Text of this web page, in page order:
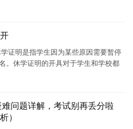
证明是指学生因为某些原因需要暂停
。休学证明的开具对于学生和学校都
问题详解，考试别再丢分啦
）